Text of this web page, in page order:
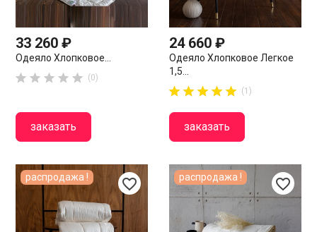
33 260 ₽
Одеяло Хлопковое...
     (0)
заказать
24 660 ₽
Одеяло Хлопковое Легкое
1,5...

 (1)
заказать
favorite_border
распродажа ! favorite_border
распродажа !